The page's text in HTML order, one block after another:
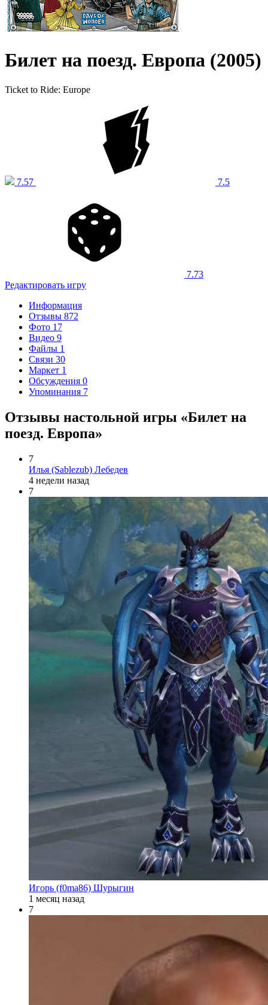
Билет на поезд. Европа (2005)
Ticket to Ride: Europe
7.57 7.5
7.73
Редактировать игру
Информация
Отзывы 872
Фото 17
Видео 9
Файлы 1
Связи 30
Маркет 1
Обсуждения 0
Упоминания 7
Отзывы настольной игры «Билет на
поезд. Европа»
7
Илья (Sablezub) Лебедев
4 недели назад
7
Игорь (f0ma86) Шурыгин
1 месяц назад
7